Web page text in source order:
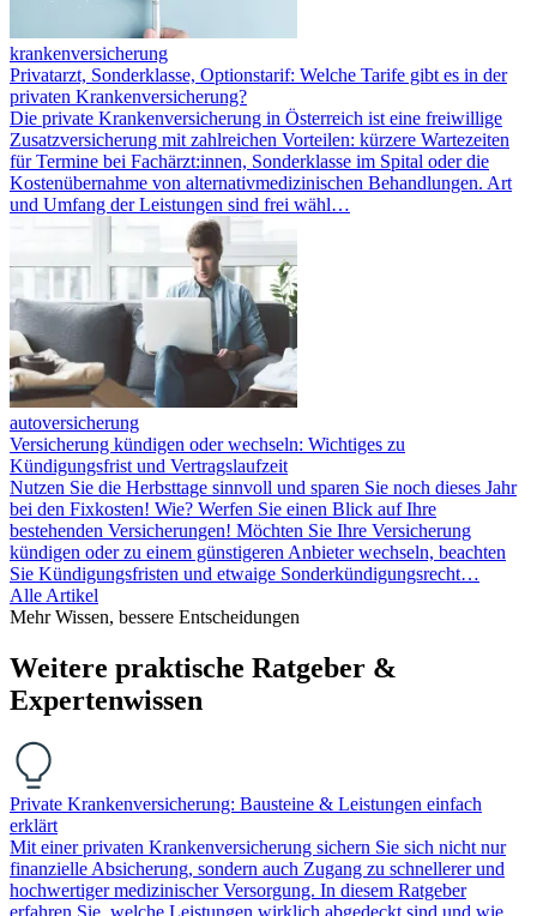
krankenversicherung
Privatarzt, Sonderklasse, Optionstarif: Welche Tarife gibt es in der
privaten Krankenversicherung?
Die private Krankenversicherung in Österreich ist eine freiwillige
Zusatzversicherung mit zahlreichen Vorteilen: kürzere Wartezeiten
für Termine bei Fachärzt:innen, Sonderklasse im Spital oder die
Kostenübernahme von alternativmedizinischen Behandlungen. Art
und Umfang der Leistungen sind frei wähl…
autoversicherung
Versicherung kündigen oder wechseln: Wichtiges zu
Kündigungsfrist und Vertragslaufzeit
Nutzen Sie die Herbsttage sinnvoll und sparen Sie noch dieses Jahr
bei den Fixkosten! Wie? Werfen Sie einen Blick auf Ihre
bestehenden Versicherungen! Möchten Sie Ihre Versicherung
kündigen oder zu einem günstigeren Anbieter wechseln, beachten
Sie Kündigungsfristen und etwaige Sonderkündigungsrecht…
Alle Artikel
Mehr Wissen, bessere Entscheidungen
Weitere praktische Ratgeber &
Expertenwissen
Private Krankenversicherung: Bausteine & Leistungen einfach
erklärt
Mit einer privaten Krankenversicherung sichern Sie sich nicht nur
finanzielle Absicherung, sondern auch Zugang zu schnellerer und
hochwertiger medizinischer Versorgung. In diesem Ratgeber
erfahren Sie, welche Leistungen wirklich abgedeckt sind und wie